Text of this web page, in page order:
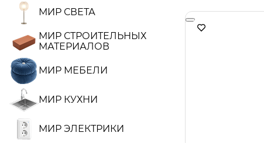
МИР СВЕТА
МИР СТРОИТЕЛЬНЫХ
МАТЕРИАЛОВ
МИР МЕБЕЛИ
МИР КУХНИ
МИР ЭЛЕКТРИКИ